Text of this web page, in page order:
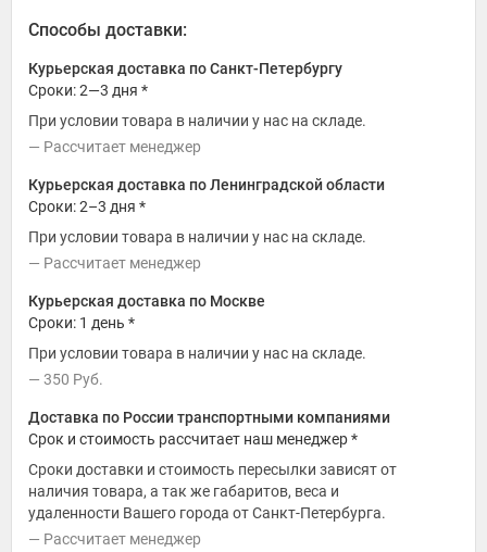
Способы доставки:
Курьерская доставка по Санкт-Петербургу
Сроки: 2—3 дня *
При условии товара в наличии у нас на складе.
Рассчитает менеджер
Курьерская доставка по Ленинградской области
Сроки: 2–3 дня *
При условии товара в наличии у нас на складе.
Рассчитает менеджер
Курьерская доставка по Москве
Сроки: 1 день *
При условии товара в наличии у нас на складе.
350 Руб.
Доставка по России транспортными компаниями
Срок и стоимость рассчитает наш менеджер *
Сроки доставки и стоимость пересылки зависят от
наличия товара, а так же габаритов, веса и
удаленности Вашего города от Санкт-Петербурга.
Рассчитает менеджер